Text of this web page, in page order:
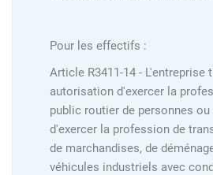
Pour les effectifs :
Article R3411-14 - L'entreprise
autorisation d'exercer la
public routier de personnes
d'exercer la profession de
de marchandises, de
véhicules industriels avec